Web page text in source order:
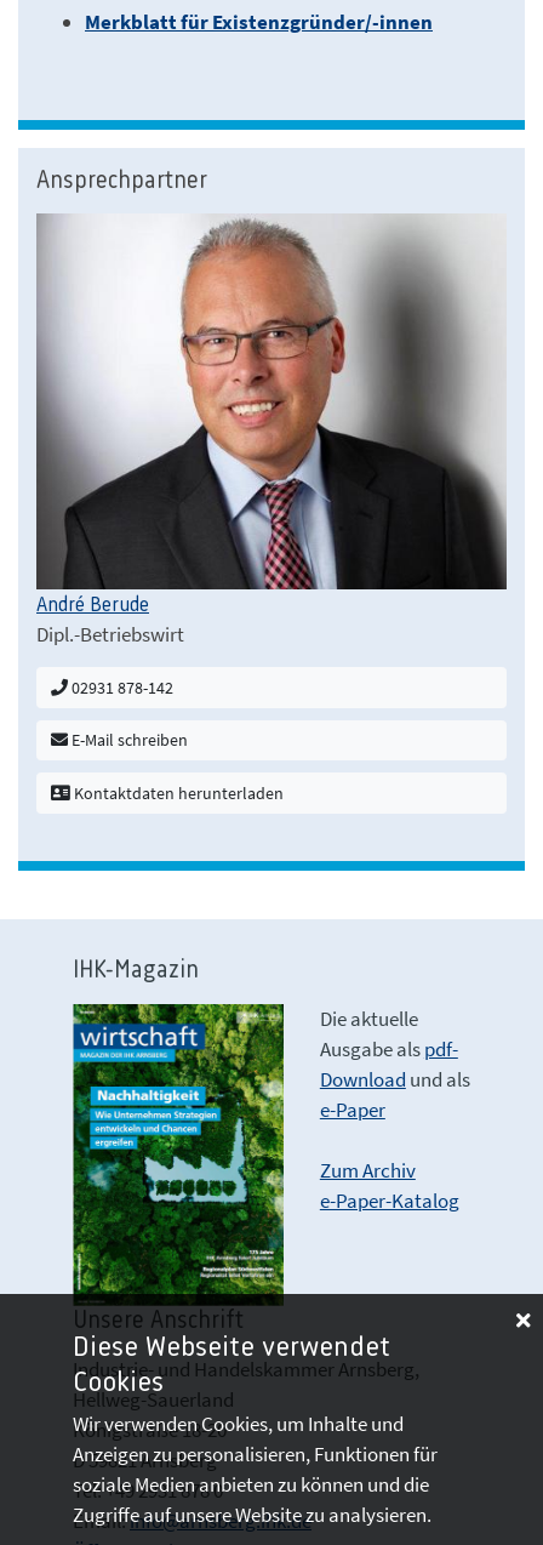
Merkblatt für Existenzgründer/-innen
Ansprechpartner
André Berude
Dipl.-Betriebswirt
02931 878-142
E-Mail schreiben
Kontaktdaten herunterladen
IHK-Magazin
Die aktuelle
Ausgabe alspdf-
Download und als
e-Paper
Zum Archiv
e-Paper-Katalog
Unsere Anschrift
Industrie- und Handelskammer Arnsberg,
Hellweg-Sauerland
Königstraße 18-20
D 59821 Arnsberg
Tel: +49 2931 878 0
Email:info@arnsberg.ihk.de
Diese Webseite verwendet
Cookies
Wir verwenden Cookies, um Inhalte und
Anzeigen zu personalisieren, Funktionen für
soziale Medien anbieten zu können und die
Zugriffe auf unsere Website zu analysieren.